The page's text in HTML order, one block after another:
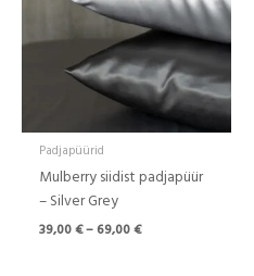
Padjapüürid
Mulberry siidist padjapüür
– Silver Grey
39,00€–69,00€